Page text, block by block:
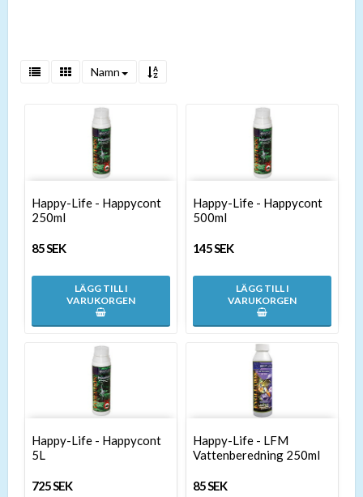
Namn
Happy-Life - Happycont
250ml
85 SEK
LÄGG TILL I
VARUKORGEN
Happy-Life - Happycont
500ml
145 SEK
LÄGG TILL I
VARUKORGEN
Happy-Life - Happycont
5L
725 SEK
Happy-Life - LFM
Vattenberedning 250ml
85 SEK